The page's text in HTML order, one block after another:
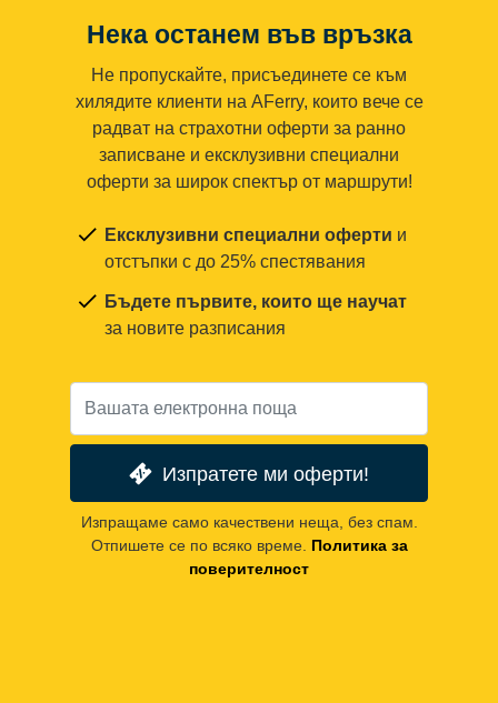
Нека останем във връзка
Не пропускайте, присъединете се към
хилядите клиенти на AFerry, които вече се
радват на страхотни оферти за ранно
записване и ексклузивни специални
оферти за широк спектър от маршрути!
Ексклузивни специални оферти и
отстъпки с до 25% спестявания
Бъдете първите, които ще научат
за новите разписания
Изпратете ми оферти!
Изпращаме само качествени неща, без спам.
Отпишете се по всяко време. Политика за
поверителност